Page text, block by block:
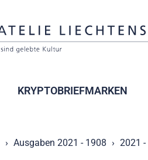
KRYPTOBRIEFMARKEN
Ausgaben 2021 - 1908 2021 -